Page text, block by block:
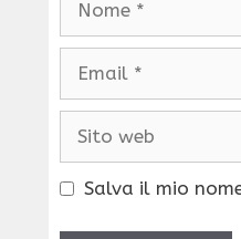
Salva il mio